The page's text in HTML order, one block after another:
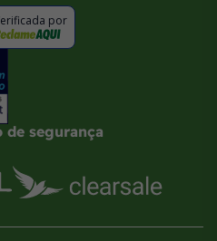
por
de segurança